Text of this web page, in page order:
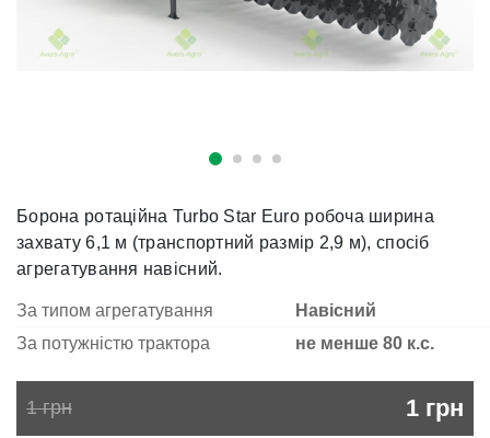
Борона ротаційна Turbo Star Euro робоча ширина
захвату 6,1 м (транспортний размір 2,9 м), спосіб
агрегатування навісний.
За типом агрегатування
Навісний
За потужністю трактора
не менше 80 к.с.
1грн 1 грн